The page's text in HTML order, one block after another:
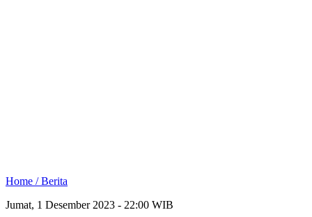
Home /Berita
Jumat, 1 Desember 2023 - 22:00 WIB